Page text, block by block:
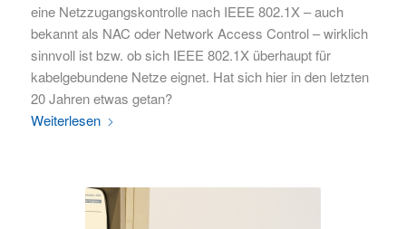
eine Netzzugangskontrolle nach IEEE 802.1X – auch
bekannt als NAC oder Network Access Control – wirklich
sinnvoll ist bzw. ob sich IEEE 802.1X überhaupt für
kabelgebundene Netze eignet. Hat sich hier in den letzten
20 Jahren etwas getan?
Weiterlesen